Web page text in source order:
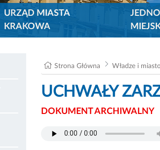
URZĄD MIASTA
KRAKOWA
Strona Główna Władze i
UCHWAŁY
DOKUMENT ARCHIWALNY